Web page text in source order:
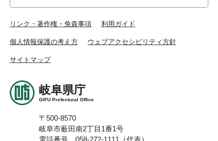
リンク・著作権・免責事項 利用ガイド
個人情報保護の考え方 ウェブアクセシビリティ方針
サイトマップ
岐阜県庁
GIFU Prefectural Office
〒500-8570
岐阜市薮田南2丁目1番1号